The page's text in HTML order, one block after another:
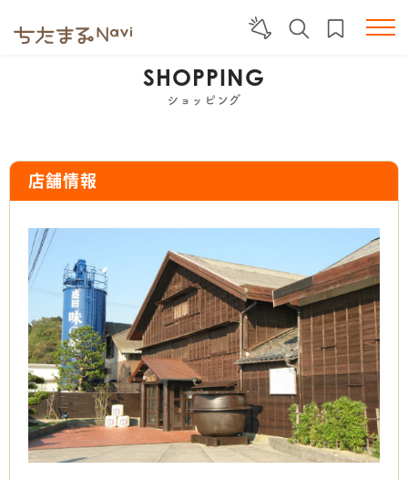
SHOPPING
ショッピング
店舗情報